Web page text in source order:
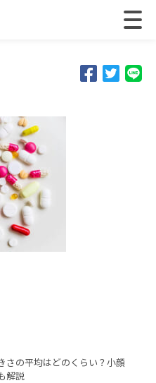
さの平均はどのくらい？小顔
解説